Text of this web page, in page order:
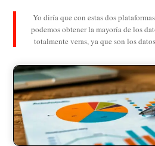
Yo diría que con estas dos
podemos obtener la mayoría de los
totalmente veras, ya que son los